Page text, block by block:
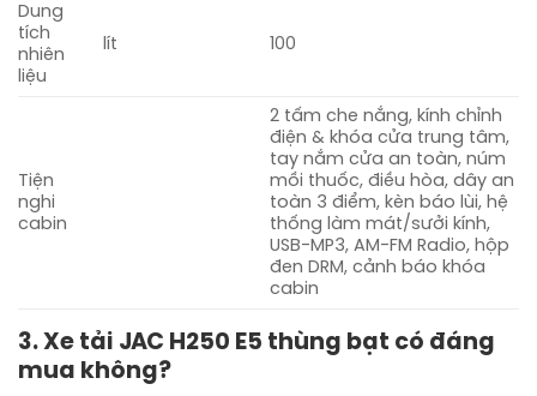
Dung
tích
nhiên
liệu
lít 100
Tiện
nghi
cabin
2 tấm che nắng, kính chỉnh
điện & khóa cửa trung tâm,
tay nắm cửa an toàn, núm
mồi thuốc, điều hòa, dây an
toàn 3 điểm, kèn báo lùi, hệ
thống làm mát/sưởi kính,
USB-MP3, AM-FM Radio, hộp
đen DRM, cảnh báo khóa
cabin
3. Xe tải JAC H250 E5 thùng bạt có đáng
mua không?